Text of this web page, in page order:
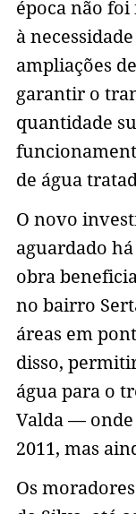
época não
à
ampliações
garantir o
quantidade
de água
O novo
aguardado
obra
no bairro
áreas em
disso,
água para o
Valda —
2011, mas
Os